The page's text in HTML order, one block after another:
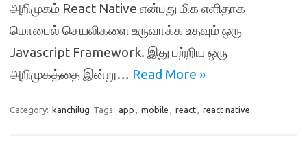
அறிமுகம் React Native என்பது மிக எளிதாக
மொபைல் செயலிகளை உருவாக்க உதவும் ஒரு
Javascript Framework. இது பற்றிய ஒரு
அறிமுகத்தை இன்று… Read More »
Category: kanchilug Tags: app , mobile , react, react native